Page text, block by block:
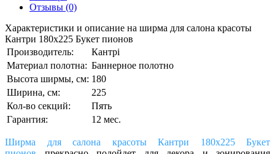
Отзывы (0)
Характеристики и описание на ширма для салона красоты
Кантри 180х225 Букет пионов
Производитель:
Кантрі
Материал полотна: Баннерное полотно
Высота ширмы, см: 180
Ширина, см:
225
Кол-во секций:
Пять
Гарантия:
12 мес.
Ширма для салона красоты Кантри 180х225 Букет